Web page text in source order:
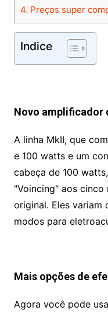
4. Preços super
Indice
Novo amplificador
A linha MkII, que
e 100 watts e um
cabeça de 100
"Voincing" aos
original. Eles variam
modos para
Mais opções de
Agora você pode